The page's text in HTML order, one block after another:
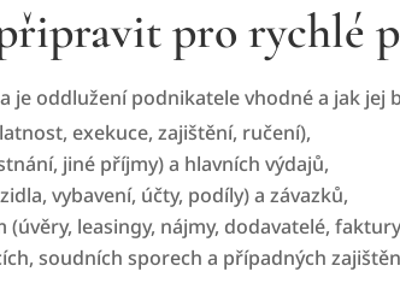
pro rychlé
je oddlužení podnikatele vhodné a jak
exekuce, zajištění, ručení),
jiné příjmy) a hlavních výdajů,
vybavení, účty, podíly) a závazků,
leasingy, nájmy, dodavatelé,
soudních sporech a případných